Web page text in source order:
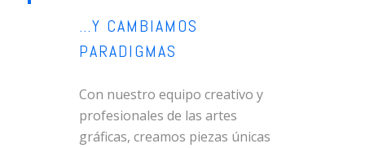
…Y CAMBIAMOS
PARADIGMAS
Con nuestro equipo creativo y
profesionales de las artes
gráficas, creamos piezas únicas